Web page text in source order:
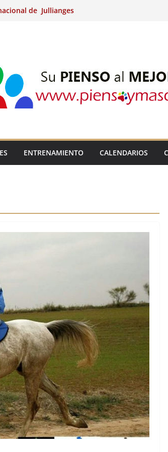
de Jullianges
ENTRENAMIENTO CALENDARIOS